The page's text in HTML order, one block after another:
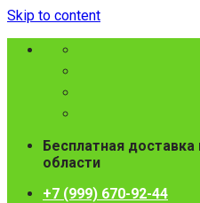
Skip to content
Бесплатная
области
+7 (999) 670-92-44